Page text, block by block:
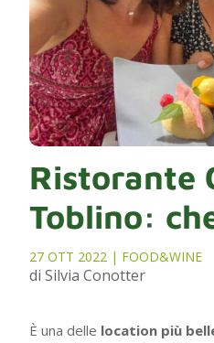
Ristorante
Toblino:
27 OTT 2022 | FOOD&WINE
di Silvia Conotter
È una delle location più